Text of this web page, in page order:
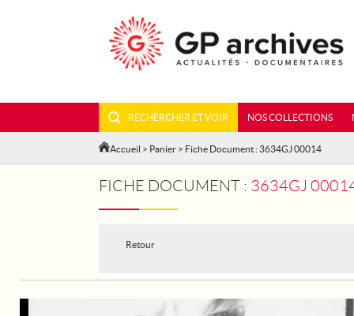
RECHERCHER ET VOIR NOS COLLECTIONS
Accueil > Panier > Fiche Document : 3634GJ 00014
FICHE DOCUMENT : 3634GJ 00014 -
Retour